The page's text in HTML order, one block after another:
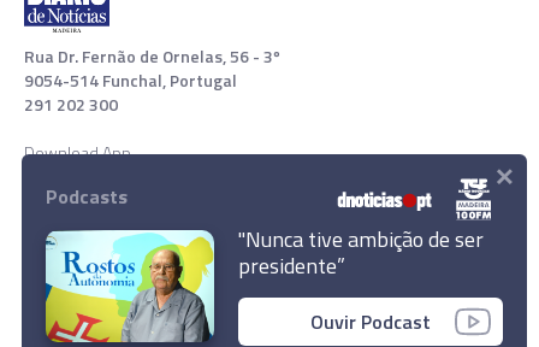
Aumento dos preços e inflacção preocupam
mais de metade dos portugueses
Rua Dr. Fernão de Ornelas, 56 - 3º
9054-514 Funchal, Portugal
291 202 300
Download App
© 2022 Empresa Diário de Notícias, Lda. Todos os direitos
Podcasts
"Nunca tive ambição de ser
presidente”
Ouvir Podcast
×